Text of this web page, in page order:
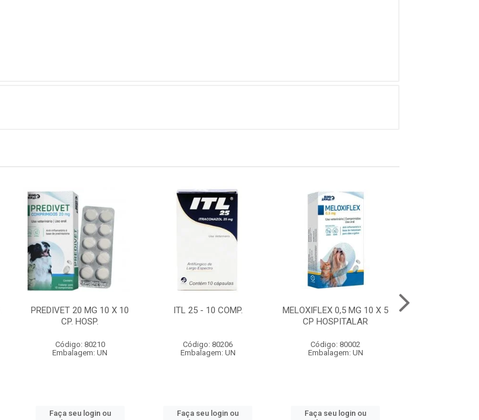
PREDIVET 20 MG 10 X 10
CP. HOSP.
Código: 80210
Embalagem: UN
Faça seu login ou
ITL 25 - 10 COMP.
Código: 80206
Embalagem: UN
Faça seu login ou
MELOXIFLEX 0,5 MG 10 X 5
CP HOSPITALAR
Código: 80002
Embalagem: UN
Faça seu login ou